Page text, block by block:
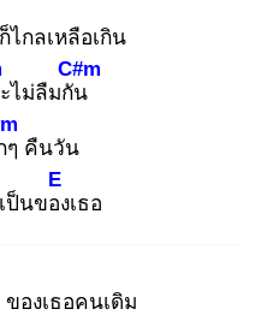
ไกลเหลือเกิน
ไม่ลืมกัน
C#m
ๆ คืนวัน
ป็นของ
E
เธอ
ของเธอคนเดิม